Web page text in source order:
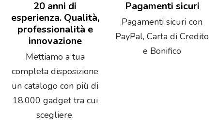
20 anni di
esperienza. Qualità,
professionalità e
innovazione
Mettiamo a tua
completa disposizione
un catalogo con più di
18.000 gadget tra cui
scegliere.
Pagamenti sicuri
Pagamenti sicuri con
PayPal, Carta di Credito
e Bonifico